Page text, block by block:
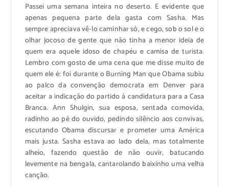
Passei uma semana inteira no deserto. E evidente que
apenas pequena parte dela gasta com Sasha. Mas
sempre apreciava vê-lo caminhar só, e cego, sob o sol e o
olhar jocoso de gente que não tinha a menor ideia de
quem era aquele idoso de chapéu e camisa de turista.
Lembro com gosto de uma cena que me disse muito de
quem ele é: foi durante o Burning Man que Obama subiu
ao palco da convenção democrata em Denver para
aceitar a indicação do partido à candidatura para a Casa
Branca. Ann Shulgin, sua esposa, sentada comovida,
radinho ao pé do ouvido, pedindo silêncio aos convivas,
escutando Obama discursar e prometer uma América
mais justa. Sasha estava ao lado dela, mas totalmente
alheio, fazendo questão de não ouvir, batucando
levemente na bengala, cantarolando baixinho uma velha
canção.